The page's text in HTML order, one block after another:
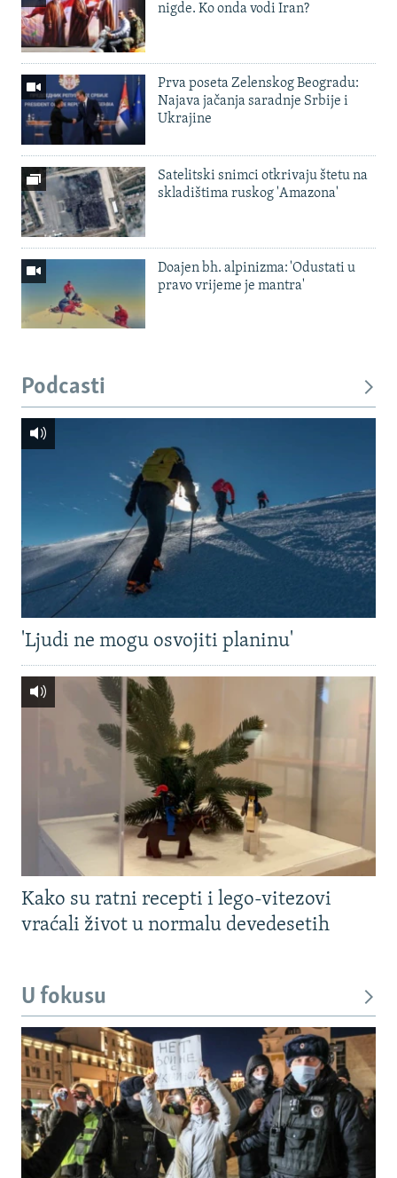
nigde. Ko onda vodi Iran?
Prva poseta Zelenskog Beogradu:
Najava jačanja saradnje Srbije i
Ukrajine
Satelitski snimci otkrivaju štetu na
skladištima ruskog 'Amazona'
Doajen bh. alpinizma: 'Odustati u
pravo vrijeme je mantra'
Podcasti
'Ljudi ne mogu osvojiti planinu'
Kako su ratni recepti i lego-vitezovi
vraćali život u normalu devedesetih
U fokusu